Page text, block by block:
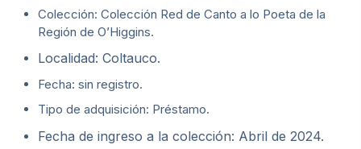
Colección: Colección Red de Canto a lo Poeta de la
Región de O’Higgins.
Localidad: Coltauco.
Fecha: sin registro.
Tipo de adquisición: Préstamo.
Fecha de ingreso a la colección: Abril de 2024.